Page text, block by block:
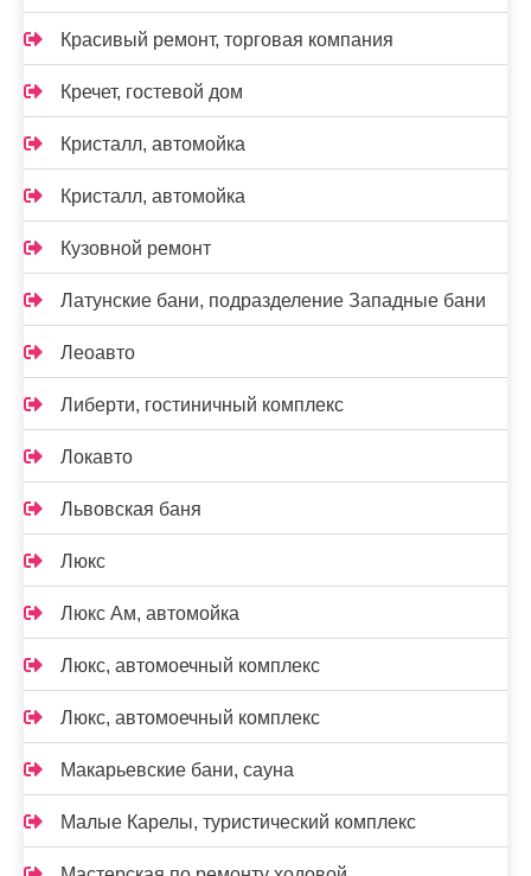
Красивый ремонт, торговая компания
Кречет, гостевой дом
Кристалл, автомойка
Кристалл, автомойка
Кузовной ремонт
Латунские бани, подразделение Западные бани
Леоавто
Либерти, гостиничный комплекс
Локавто
Львовская баня
Люкс
Люкс Ам, автомойка
Люкс, автомоечный комплекс
Люкс, автомоечный комплекс
Макарьевские бани, сауна
Малые Карелы, туристический комплекс